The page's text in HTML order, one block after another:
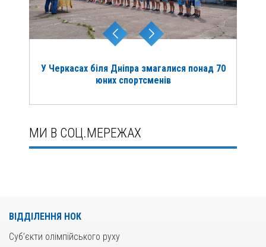
У Черкасах біля Дніпра змагалися понад 70
юних спортсменів
МИ В СОЦ.МЕРЕЖАХ
ВІДДІЛЕННЯ НОК
Суб’єкти олімпійського руху